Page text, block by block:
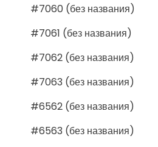
#7060 (без названия)
#7061 (без названия)
#7062 (без названия)
#7063 (без названия)
#6562 (без названия)
#6563 (без названия)